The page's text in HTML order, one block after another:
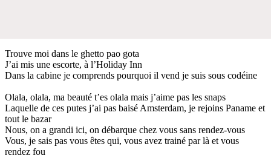
Trouve moi dans le ghetto pao gota
J’ai mis une escorte, à l’Holiday Inn
Dans la cabine je comprends pourquoi il vend je suis sous codéine
Olala, olala, ma beauté t’es olala mais j’aime pas les snaps
Laquelle de ces putes j’ai pas baisé Amsterdam, je rejoins Paname et
tout le bazar
Nous, on a grandi ici, on débarque chez vous sans rendez-vous
Vous, je sais pas vous êtes qui, vous avez trainé par là et vous
rendez fou